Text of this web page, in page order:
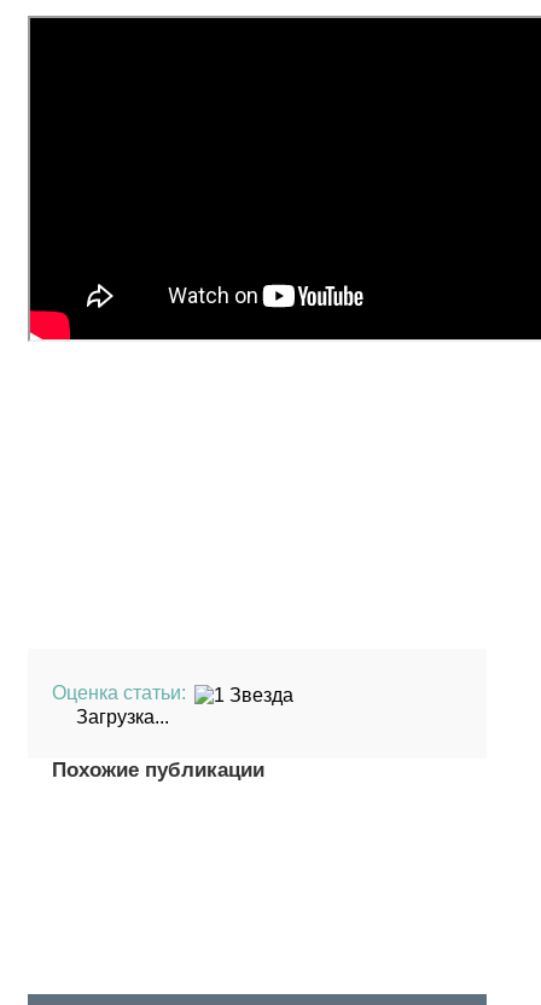
Оценка статьи:
Загрузка...
Похожие публикации